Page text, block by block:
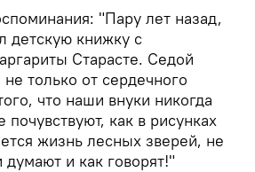
"Пару лет назад,
детскую книжку с
Старасте. Седой
только от сердечного
что наши внуки никогда
почувствуют, как в рисунках
жизнь лесных зверей, не
думают и как говорят!"